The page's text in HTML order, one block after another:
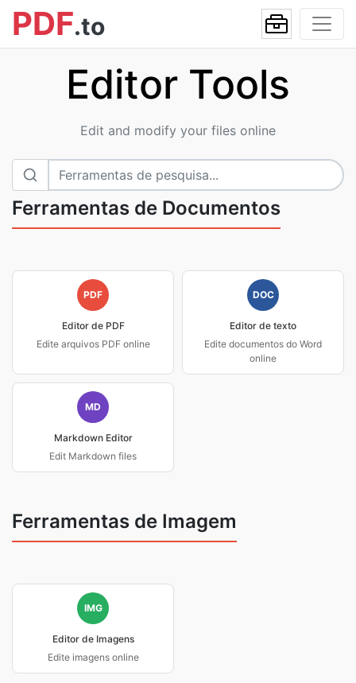
PDF.to
Editor Tools
Edit and modify your files online
Ferramentas de Documentos
PDF
Editor de PDF
Edite arquivos PDF online
DOC
Editor de texto
Edite documentos do Word
online
MD
Markdown Editor
Edit Markdown files
Ferramentas de Imagem
IMG
Editor de Imagens
Edite imagens online